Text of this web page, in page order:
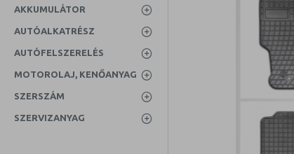
AKKUMULÁTOR
AUTÓALKATRÉSZ
AUTÓFELSZERELÉS
MOTOROLAJ, KENŐANYAG
SZERSZÁM
SZERVIZANYAG